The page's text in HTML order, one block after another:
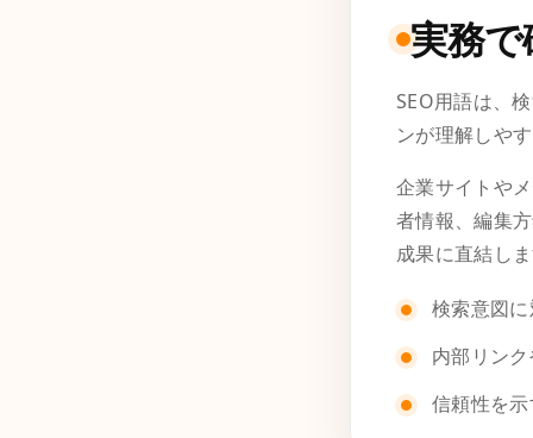
実務
SEO用語は、
ンが理解しや
企業サイトや
者情報、編集
成果に直結し
検索意図
内部リン
信頼性を